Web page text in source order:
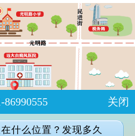
关闭
什么位置？发现多久